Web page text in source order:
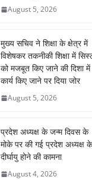
August 5, 2026
मुख्य सचिव ने शिक्षा के क्षेत्र में
विशेषकर तकनीकी शिक्षा में
को मजबूत किए जाने की दिशा में
कार्य किए जाने पर दिया जोर
August 5, 2026
प्रदेश अध्यक्ष के जन्म दिवस के
मोके पर की गई प्रदेश अध्यक्ष के
दीर्घायु होने की कामना
August 4, 2026